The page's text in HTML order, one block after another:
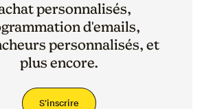
personnalisés,
d'emails,
personnalisés, et
plus encore.
S'inscrire